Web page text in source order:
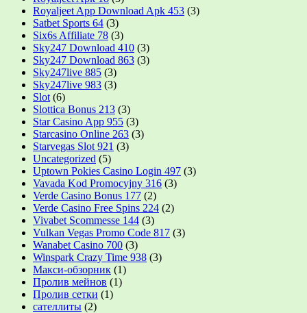
Royaljeet App Download Apk 453 (3)
Satbet Sports 64 (3)
Six6s Affiliate 78 (3)
Sky247 Download 410 (3)
Sky247 Download 863 (3)
Sky247live 885 (3)
Sky247live 983 (3)
Slot (6)
Slottica Bonus 213 (3)
Star Casino App 955 (3)
Starcasino Online 263 (3)
Starvegas Slot 921 (3)
Uncategorized (5)
Uptown Pokies Casino Login 497 (3)
Vavada Kod Promocyjny 316 (3)
Verde Casino Bonus 177 (2)
Verde Casino Free Spins 224 (2)
Vivabet Scommesse 144 (3)
Vulkan Vegas Promo Code 817 (3)
Wanabet Casino 700 (3)
Winspark Crazy Time 938 (3)
Макси-обзорник (1)
Пролив мейнов (1)
Пролив сетки (1)
сателлиты (2)